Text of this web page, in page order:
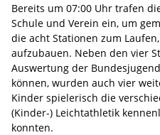
Bereits um 07:00 Uhr trafen
Schule und Verein ein, um
die acht Stationen zum
aufzubauen. Neben den vier
Auswertung der
können, wurden auch vier
Kinder spielerisch die
(Kinder-) Leichtathletik
konnten.